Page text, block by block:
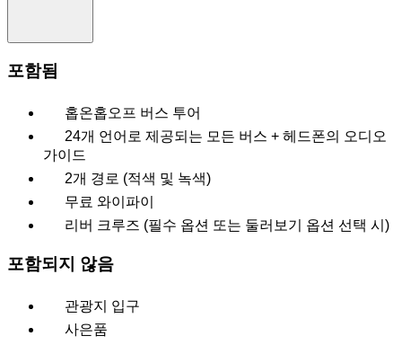
포함됨
홉온홉오프 버스 투어
24개 언어로 제공되는 모든 버스 + 헤드폰의 오디오
가이드
2개 경로 (적색 및 녹색)
무료 와이파이
리버 크루즈 (필수 옵션 또는 둘러보기 옵션 선택 시)
포함되지 않음
관광지 입구
사은품